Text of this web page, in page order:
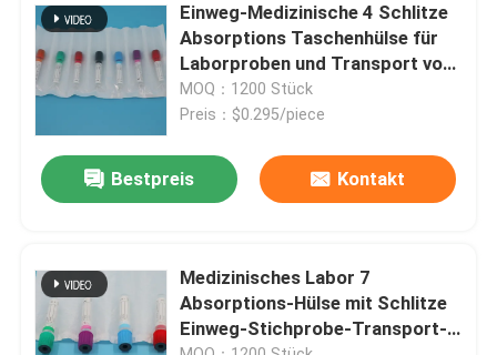
Qualitätskontrolle
Neuigkeiten
Bitte um ein Angebot
Taschen 95Kpa
Transport-Tasche des Exemplar-95kPa
Einweg-Medizinische 4 Schlitze
Absorptions Taschenhülse für
Laborproben und Transport von
Proben
MOQ：1200 Stück
Preis：$0.295/piece
Bestpreis Kontakt
Medizinisches Labor 7
Absorptions-Hülse mit Schlitze
Einweg-Stichprobe-Transport-